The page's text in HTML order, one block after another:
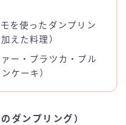
を使ったダンプリン
えた料理）
ー・プラツカ・プル
ケーキ）
ダンプリング）